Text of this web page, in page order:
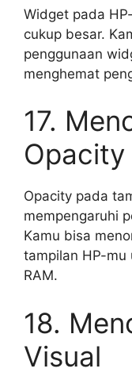
Widget pada
cukup besar.
penggunaan
menghemat
17.
Opacity
Opacity pada
mempengaruhi
Kamu bisa
tampilan HP-mu
RAM.
18.
Visual